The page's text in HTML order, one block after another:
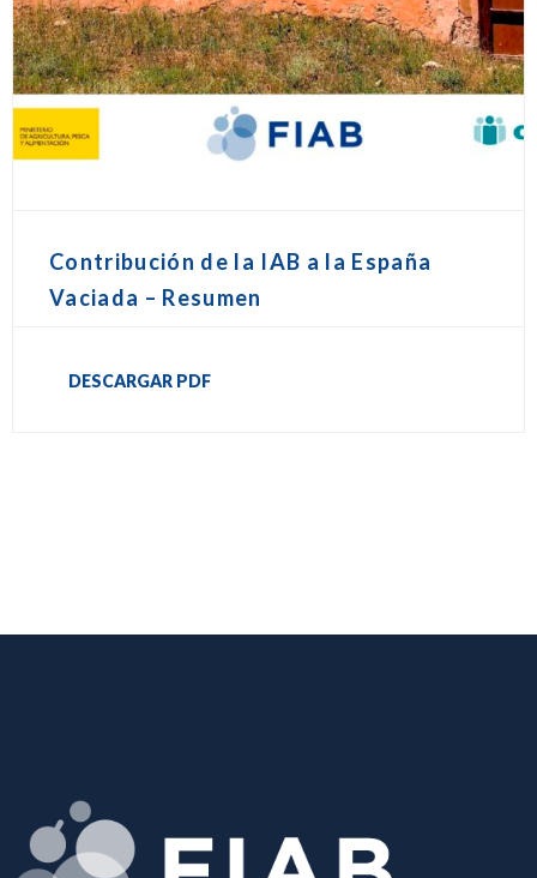
Contribución de la IAB a la España
Vaciada – Resumen
DESCARGAR PDF